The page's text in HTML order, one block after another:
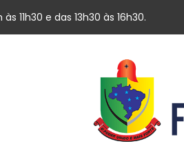
11h30 e das 13h30 às 16h30.